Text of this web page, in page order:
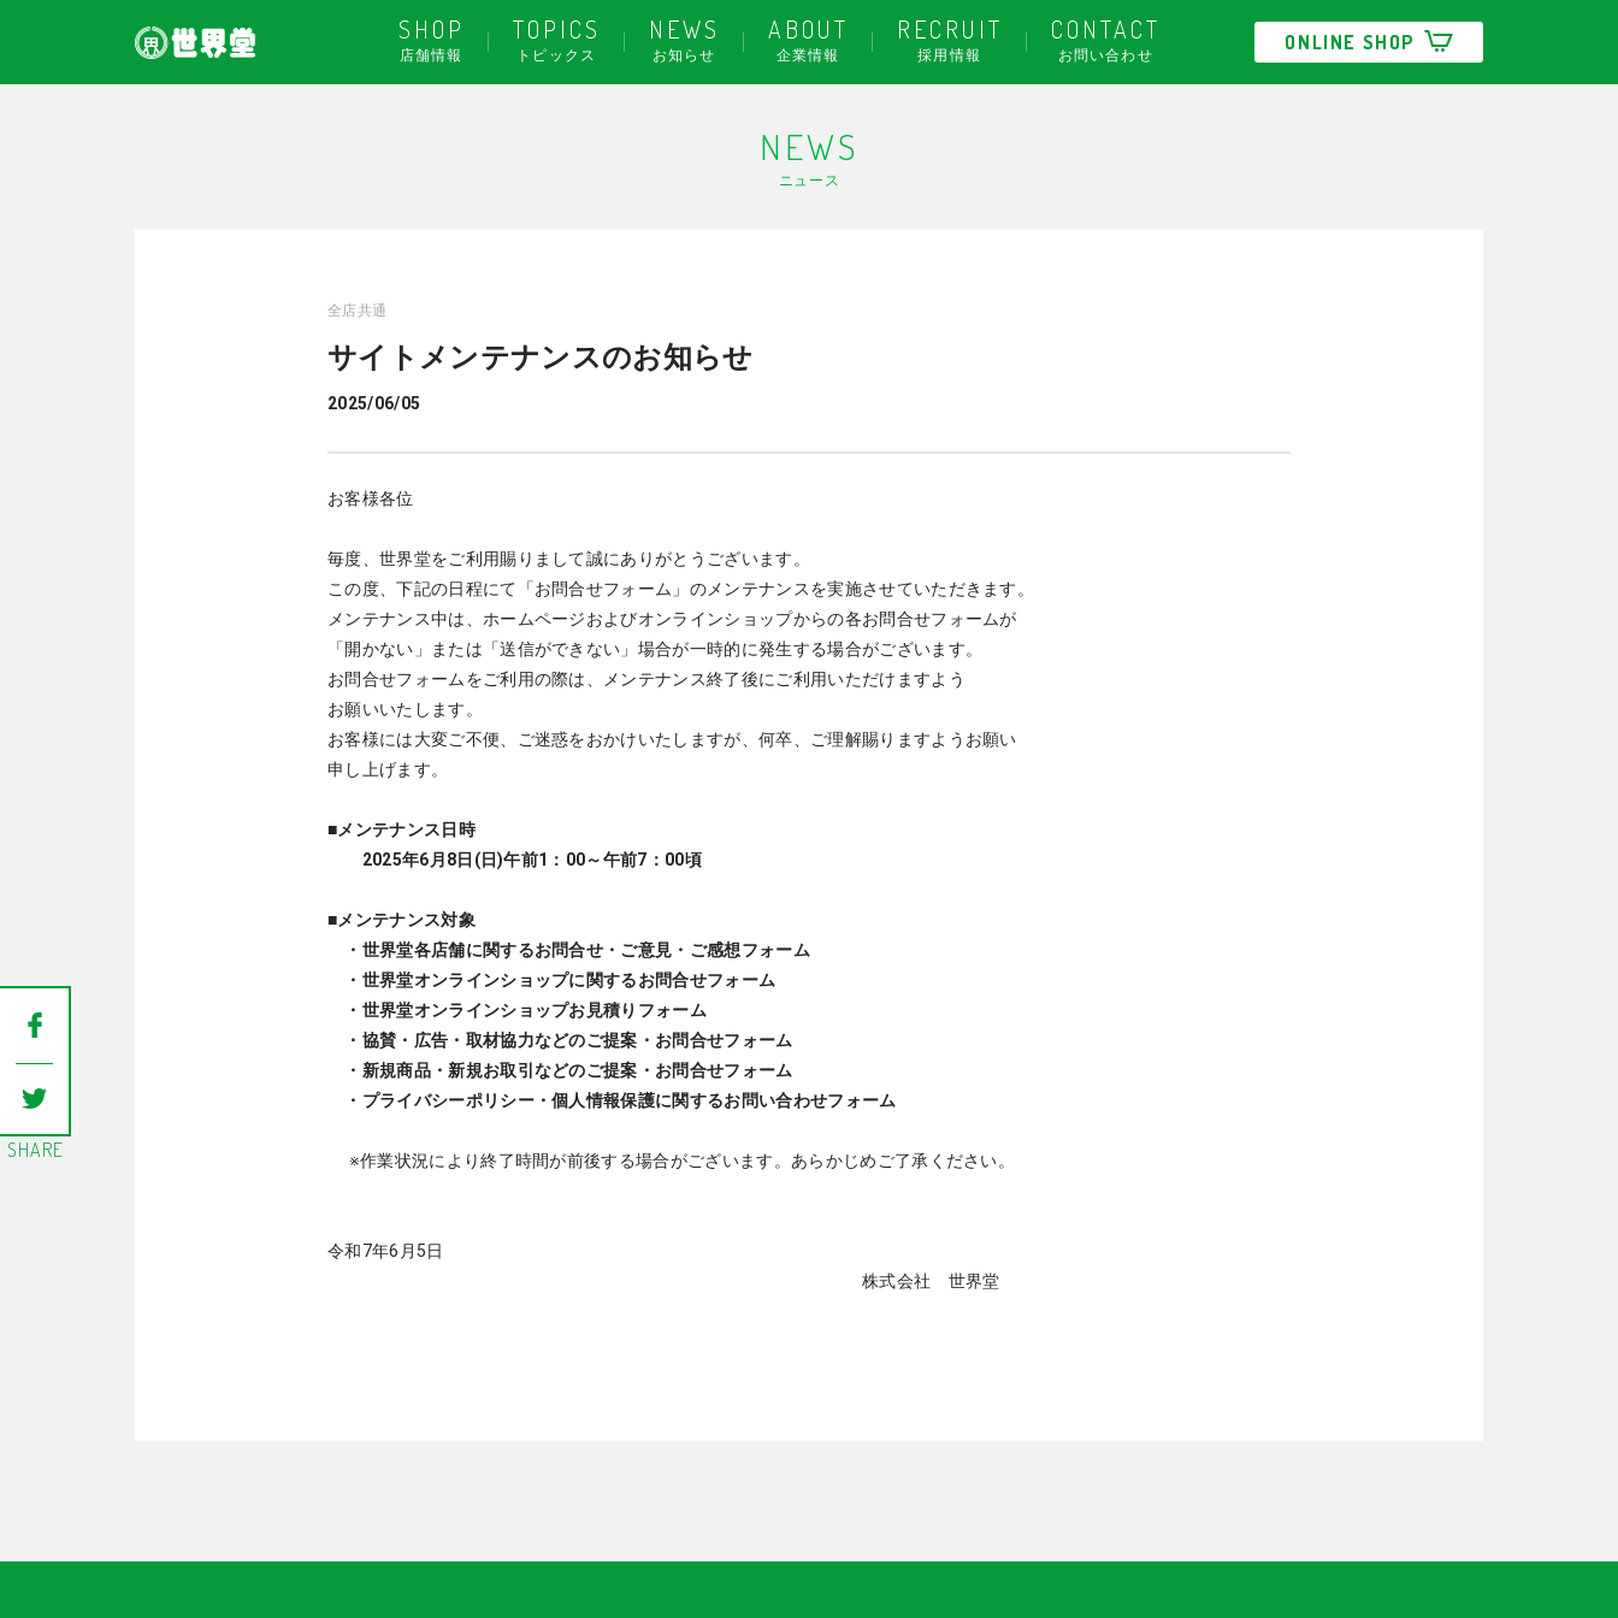
SHOP
店舗情報
TOPICS
トピックス
NEWS
お知らせ
ABOUT
企業情報
RECRUIT
採用情報
CONTACT
お問い合わせ
ONLINE SHOP
NEWS
ニュース
全店共通
サイトメンテナンスのお知らせ
2025/06/05
お客様各位
毎度、世界堂をご利用賜りまして誠にありがとうございます。
この度、下記の日程にて「お問合せフォーム」のメンテナンスを実施させていただきます。
メンテナンス中は、ホームページおよびオンラインショップからの各お問合せフォームが
「開かない」または「送信ができない」場合が一時的に発生する場合がございます。
お問合せフォームをご利用の際は、メンテナンス終了後にご利用いただけますよう
お願いいたします。
お客様には大変ご不便、ご迷惑をおかけいたしますが、何卒、ご理解賜りますようお願い
申し上げます。
■メンテナンス日時
2025年6月8日(日)午前1：00～午前7：00頃
■メンテナンス対象
・世界堂各店舗に関するお問合せ・ご意見・ご感想フォーム
・世界堂オンラインショップに関するお問合せフォーム
・世界堂オンラインショップお見積りフォーム
・協賛・広告・取材協力などのご提案・お問合せフォーム
・新規商品・新規お取引などのご提案・お問合せフォーム
・プライバシーポリシー・個人情報保護に関するお問い合わせフォーム
※作業状況により終了時間が前後する場合がございます。あらかじめご了承ください。
令和7年6月5日
株式会社 世界堂
SHARE